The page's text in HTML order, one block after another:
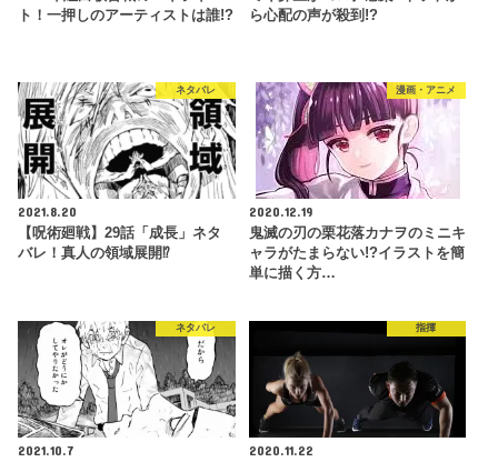
ト！一押しのアーティストは誰!?
ら心配の声が殺到!?
ネタバレ
2021.8.20
【呪術廻戦】29話「成長」ネタ
バレ！真人の領域展開⁉
漫画・アニメ
2020.12.19
鬼滅の刃の栗花落カナヲのミニキ
ャラがたまらない!?イラストを簡
単に描く方…
ネタバレ
2021.10.7
指揮
2020.11.22